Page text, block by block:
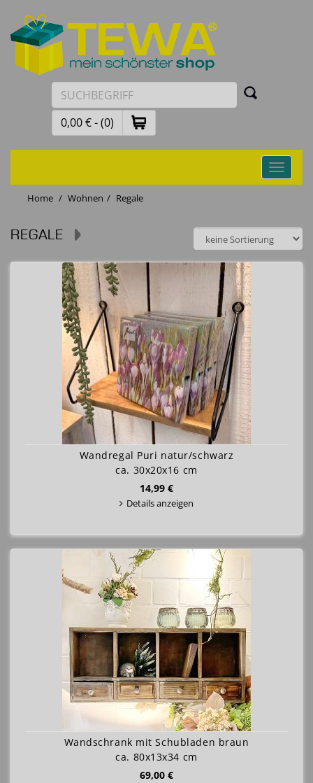
0,00 € - (0)
Toggle
Home
Wohnen Regale
REGALE
Wandregal Puri natur/schwarz
ca. 30x20x16 cm
14,99 €
Details anzeigen
Wandschrank mit Schubladen braun
ca. 80x13x34 cm
69,00 €